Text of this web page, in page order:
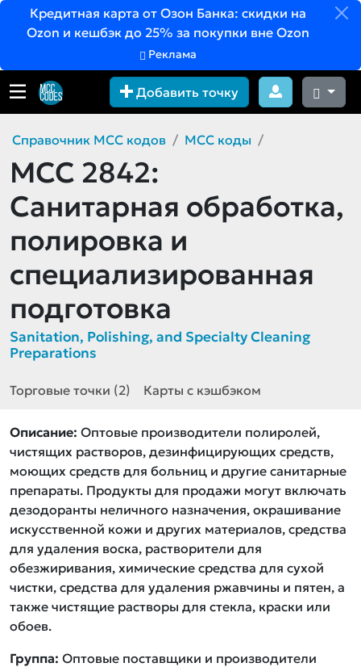
Кредитная карта от Озон Банка: скидки на
Ozon и кешбэк до 25% за покупки вне Ozon
Реклама
Добавить точку
Справочник MCC кодов MCC коды
MCC 2842:
Санитарная обработка,
полировка и
специализированная
подготовка
Sanitation, Polishing, and Specialty Cleaning
Preparations
Торговые точки (2) Карты с кэшбэком
Описание: Оптовые производители полиролей,
чистящих растворов, дезинфицирующих средств,
моющих средств для больниц и другие санитарные
препараты. Продукты для продажи могут включать
дезодоранты неличного назначения, окрашивание
искусственной кожи и других материалов, средства
для удаления воска, растворители для
обезжиривания, химические средства для сухой
чистки, средства для удаления ржавчины и пятен, а
также чистящие растворы для стекла, краски или
обоев.
Группа: Оптовые поставщики и производители